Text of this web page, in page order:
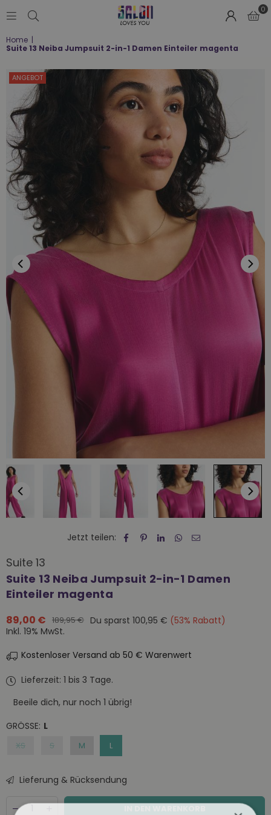
LOVES
YOU
;-)
0
Home |
Suite 13 Neiba Jumpsuit 2-in-1 Damen Einteiler magenta
ANGEBOT
Jetzt teilen:
Suite 13
Suite 13 Neiba Jumpsuit 2-in-1 Damen
Einteiler magenta
Normaler
Preis
89,00 € 189,95 € Du sparst 100,95 € (53% Rabatt)
Inkl. 19% MwSt.
Kostenloser Versand ab 50 € Warenwert
Lieferzeit: 1 bis 3 Tage.
Beeile dich, nur noch 1 übrig!
GRÖSSE: L
XS S M L
Lieferung & Rücksendung
Menge
Decrease